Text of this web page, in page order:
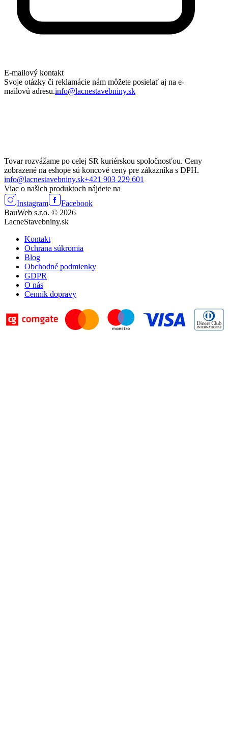
E-mailový kontakt
Svoje otázky či reklamácie nám môžete posielať aj na e-
mailovú adresu.info@lacnestavebniny.sk
Tovar rozvážame po celej SR kuriérskou spoločnosťou. Ceny
zobrazené na eshope sú koncové ceny pre zákazníka s DPH.
info@lacnestavebniny.sk+421 903 229 601
Viac o našich produktoch nájdete na
Instagram
Facebook
BauWeb s.r.o. © 2026
LacneStavebniny.sk
Kontakt
Ochrana súkromia
Blog
Obchodné podmienky
GDPR
O nás
Cenník dopravy